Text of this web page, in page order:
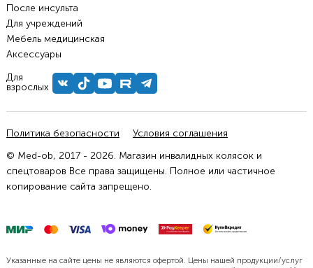
После инсульта
Для учреждений
Мебель медицинская
Аксессуары
Для
взрослых
Политика безопасности
Условия соглашения
© Med-ob, 2017 - 2026. Магазин инвалидных колясок и
спецтоваров Все права защищены. Полное или частичное
копирование сайта запрещено.
Указанные на сайте цены не являются офертой. Цены нашей продукции/услуг